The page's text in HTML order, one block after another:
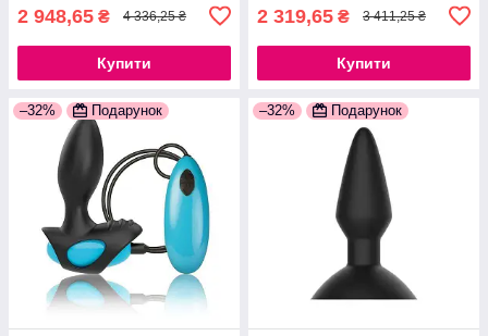
2 948,65 ₴ 4 336,25 ₴
Купити
2 319,65 ₴ 3 411,25 ₴
Купити
–32% Подарунок –32% Подарунок